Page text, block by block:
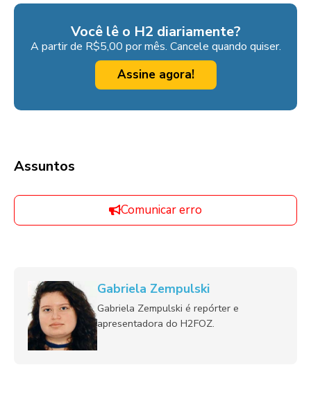
Você lê o H2 diariamente?
A partir de R$5,00 por mês. Cancele quando quiser.
Assine agora!
Assuntos
Comunicar erro
Gabriela Zempulski
Gabriela Zempulski é repórter e
apresentadora do H2FOZ.